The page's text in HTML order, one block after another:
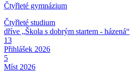
Čtyřleté gymnázium
Čtyřleté studium
dříve „Škola s dobrým startem - házená“
13
Přihlášek 2026
5
Míst 2026